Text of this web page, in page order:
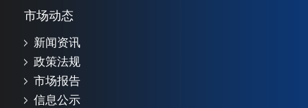
市场动态
新闻资讯
政策法规
市场报告
信息公示